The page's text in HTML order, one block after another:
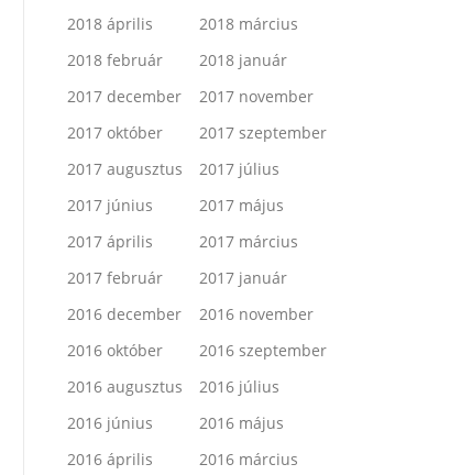
2018 április
2018 március
2018 február
2018 január
2017 december
2017 november
2017 október
2017 szeptember
2017 augusztus
2017 július
2017 június
2017 május
2017 április
2017 március
2017 február
2017 január
2016 december
2016 november
2016 október
2016 szeptember
2016 augusztus
2016 július
2016 június
2016 május
2016 április
2016 március